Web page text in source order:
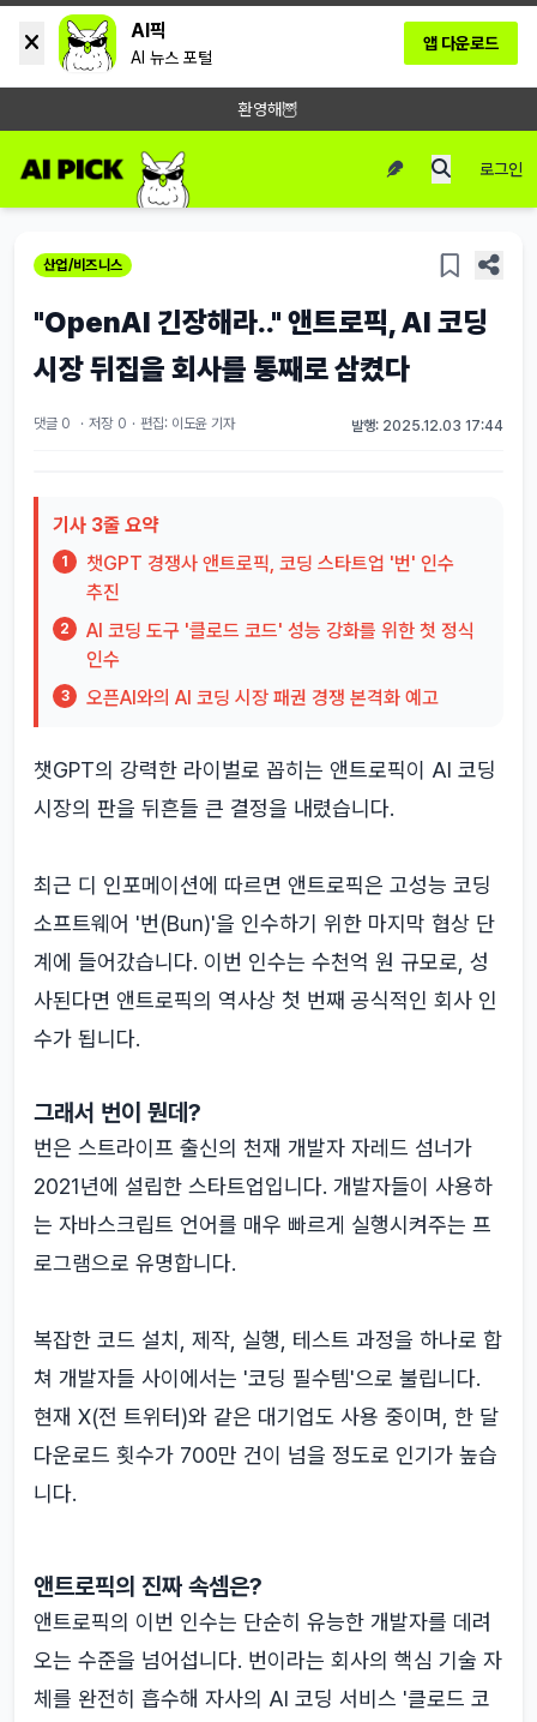
AI픽
AI 뉴스 포털
앱 다운로드
환영해🦉
로그인
산업/비즈니스
"OpenAI 긴장해라.." 앤트로픽, AI 코딩
시장 뒤집을 회사를 통째로 삼켰다
댓글 0 · 저장 0 · 편집: 이도윤 기자 발행: 2025.12.03 17:44
기사 3줄 요약
1
챗GPT 경쟁사 앤트로픽, 코딩 스타트업 '번' 인수
추진
2
AI 코딩 도구 '클로드 코드' 성능 강화를 위한 첫 정식
인수
3 오픈AI와의 AI 코딩 시장 패권 경쟁 본격화 예고
챗GPT의 강력한 라이벌로 꼽히는 앤트로픽이 AI 코딩
시장의 판을 뒤흔들 큰 결정을 내렸습니다.
최근 디 인포메이션에 따르면 앤트로픽은 고성능 코딩
소프트웨어 '번(Bun)'을 인수하기 위한 마지막 협상 단
계에 들어갔습니다. 이번 인수는 수천억 원 규모로, 성
사된다면 앤트로픽의 역사상 첫 번째 공식적인 회사 인
수가 됩니다.
그래서 번이 뭔데?
번은 스트라이프 출신의 천재 개발자 자레드 섬너가
2021년에 설립한 스타트업입니다. 개발자들이 사용하
는 자바스크립트 언어를 매우 빠르게 실행시켜주는 프
로그램으로 유명합니다.
복잡한 코드 설치, 제작, 실행, 테스트 과정을 하나로 합
쳐 개발자들 사이에서는 '코딩 필수템'으로 불립니다.
현재 X(전 트위터)와 같은 대기업도 사용 중이며, 한 달
다운로드 횟수가 700만 건이 넘을 정도로 인기가 높습
니다.
앤트로픽의 진짜 속셈은?
앤트로픽의 이번 인수는 단순히 유능한 개발자를 데려
오는 수준을 넘어섭니다. 번이라는 회사의 핵심 기술 자
체를 완전히 흡수해 자사의 AI 코딩 서비스 '클로드 코